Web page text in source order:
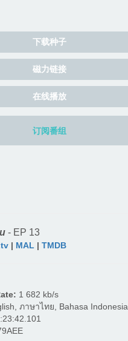
下载种子
磁力链接
在线播放
订阅番组
- EP 13
| MAL | TMDB
1 682 kb/s
ภาษาไทย, Bahasa Indonesia